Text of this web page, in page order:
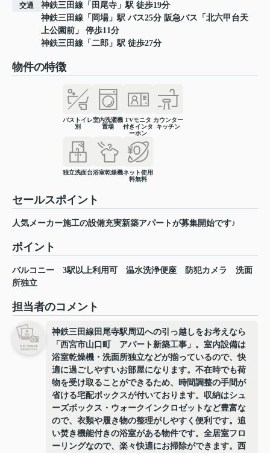
交通 神鉄三田線 「 田尾寺 」駅 徒歩19分
神鉄三田線 「 岡場」駅 バス25分 阪急バス「北六甲台天
上公園前」 停歩11分
神鉄三田線 「 二郎 」駅 徒歩27分
物件の特徴
バストイレ
別
室内洗濯機
置場
TVモニタ
付きインタ
ーホン
カウンター
キッチン
独立洗面台浴室乾燥機ネット使用
料無料
セールスポイント
人気メーカー施工の設備充実新築アパートが募集開始です♪
ポイント
バルコニー 3駅以上利用可 温水洗浄便座 防犯カメラ
洗面
所独立
担当者のコメント
神鉄三田線田尾寺駅周辺への引っ越しをお考えなら
「西宮市山口町 アパート新築工事」。室内設備は
浴室乾燥機・洗面所独立などが揃っているので、快
適に過ごしやすいお部屋になります。不在時でも荷
物を受け取ることができるため、時間調整の手間が
省ける宅配ボックスが付いております。収納はシュ
ーズボックス・ウォークインクロゼットなど豊富な
ので、衣類や履き物の整理がしやすく便利です。追
い焚き機能付きの浴室がある物件です。全居室フロ
ーリングなので、楽々快適にお掃除ができます。西